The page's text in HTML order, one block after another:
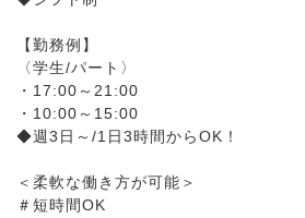
【勤務例】
〈学生/パート〉
・17:00～21:00
・10:00～15:00
◆週3日～/1日3時間からOK！
＜柔軟な働き方が可能＞
＃短時間OK